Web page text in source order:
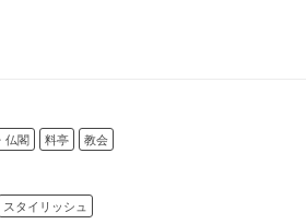
仏閣 料亭 教会
スタイリッシュ